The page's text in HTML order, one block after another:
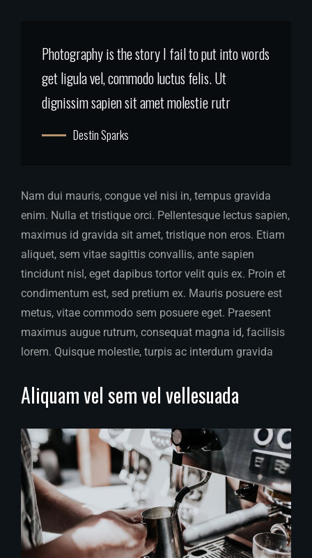
Photography is the story I fail to put into words
get ligula vel, commodo luctus felis. Ut
dignissim sapien sit amet molestie rutr
Destin Sparks
Nam dui mauris, congue vel nisi in, tempus gravida
enim. Nulla et tristique orci. Pellentesque lectus sapien,
maximus id gravida sit amet, tristique non eros. Etiam
aliquet, sem vitae sagittis convallis, ante sapien
tincidunt nisl, eget dapibus tortor velit quis ex. Proin et
condimentum est, sed pretium ex. Mauris posuere est
metus, vitae commodo sem posuere eget. Praesent
maximus augue rutrum, consequat magna id, facilisis
lorem. Quisque molestie, turpis ac interdum gravida
Aliquam vel sem vel vellesuada